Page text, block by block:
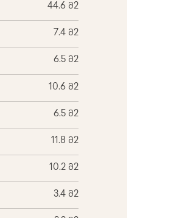
44.6 მ2
7.4 მ2
6.5 მ2
10.6 მ2
6.5 მ2
11.8 მ2
10.2 მ2
3.4 მ2